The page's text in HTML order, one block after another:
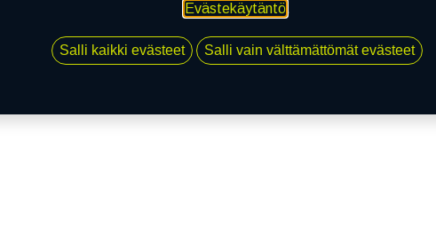
Evästekäytäntö.
Salli kaikki evästeet Salli vain välttämättömät evästeet